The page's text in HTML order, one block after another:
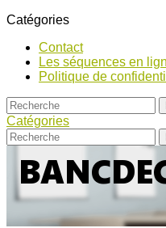
Catégories
Contact
Les séquences en
Politique de
Catégories